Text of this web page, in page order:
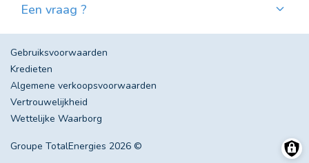
Evolutie van de Mazoutprijs in België
Een vraag ?
Gebruiksvoorwaarden
Kredieten
Algemene verkoopsvoorwaarden
Vertrouwelijkheid
Wettelijke Waarborg
Groupe TotalEnergies 2026 ©